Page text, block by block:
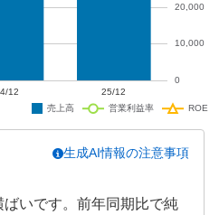
生成AI情報の注意事項
いです。前年同期比で純